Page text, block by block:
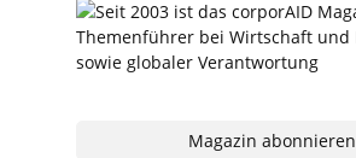
Magazin abonnieren